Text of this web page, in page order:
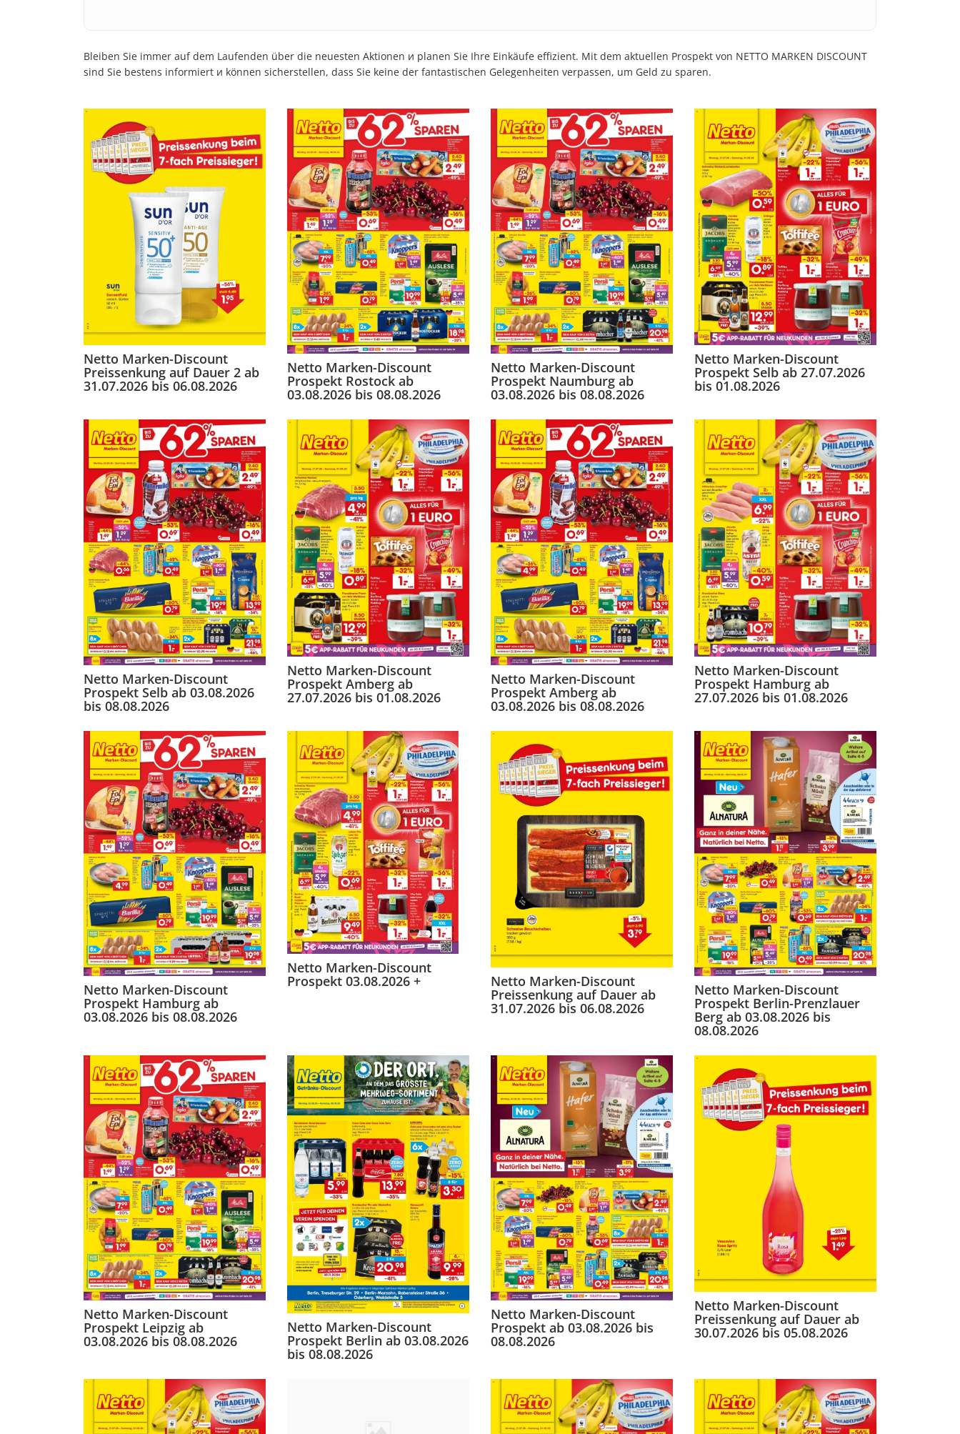
Bleiben Sie immer auf dem Laufenden über die neuesten Aktionen и planen Sie Ihre Einkäufe effizient. Mit dem aktuellen Prospekt von NETTO MARKEN DISCOUNT
sind Sie bestens informiert и können sicherstellen, dass Sie keine der fantastischen Gelegenheiten verpassen, um Geld zu sparen.
Netto Marken-Discount
Preissenkung auf Dauer 2 ab
31.07.2026 bis 06.08.2026
Netto Marken-Discount
Prospekt Rostock ab
03.08.2026 bis 08.08.2026
Netto Marken-Discount
Prospekt Naumburg ab
03.08.2026 bis 08.08.2026
Netto Marken-Discount
Prospekt Selb ab 27.07.2026
bis 01.08.2026
Netto Marken-Discount
Prospekt Selb ab 03.08.2026
bis 08.08.2026
Netto Marken-Discount
Prospekt Amberg ab
27.07.2026 bis 01.08.2026
Netto Marken-Discount
Prospekt Amberg ab
03.08.2026 bis 08.08.2026
Netto Marken-Discount
Prospekt Hamburg ab
27.07.2026 bis 01.08.2026
Netto Marken-Discount
Prospekt Hamburg ab
03.08.2026 bis 08.08.2026
Netto Marken-Discount
Prospekt 03.08.2026 + Netto Marken-Discount
Preissenkung auf Dauer ab
31.07.2026 bis 06.08.2026
Netto Marken-Discount
Prospekt Berlin-Prenzlauer
Berg ab 03.08.2026 bis
08.08.2026
Netto Marken-Discount
Prospekt Leipzig ab
03.08.2026 bis 08.08.2026
Netto Marken-Discount
Prospekt Berlin ab 03.08.2026
bis 08.08.2026
Netto Marken-Discount
Prospekt ab 03.08.2026 bis
08.08.2026
Netto Marken-Discount
Preissenkung auf Dauer ab
30.07.2026 bis 05.08.2026